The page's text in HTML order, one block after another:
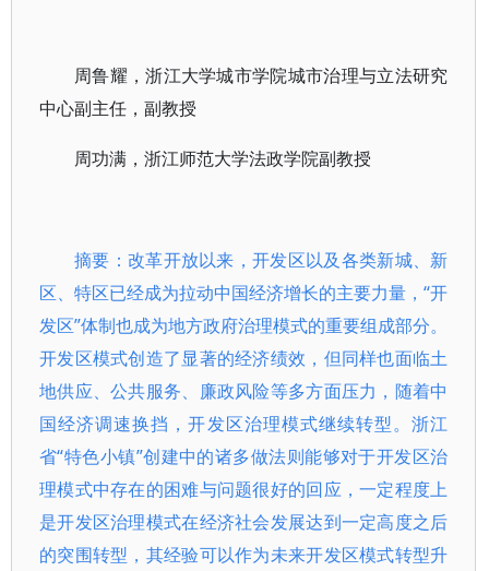
周鲁耀，浙江大学城市学院城市治理与立法研究
中心副主任，副教授
周功满，浙江师范大学法政学院副教授
摘要：改革开放以来，开发区以及各类新城、新
区、特区已经成为拉动中国经济增长的主要力量，“开
发区”体制也成为地方政府治理模式的重要组成部分。
开发区模式创造了显著的经济绩效，但同样也面临土
地供应、公共服务、廉政风险等多方面压力，随着中
国经济调速换挡，开发区治理模式继续转型。浙江
省“特色小镇”创建中的诸多做法则能够对于开发区治
理模式中存在的困难与问题很好的回应，一定程度上
是开发区治理模式在经济社会发展达到一定高度之后
的突围转型，其经验可以作为未来开发区模式转型升